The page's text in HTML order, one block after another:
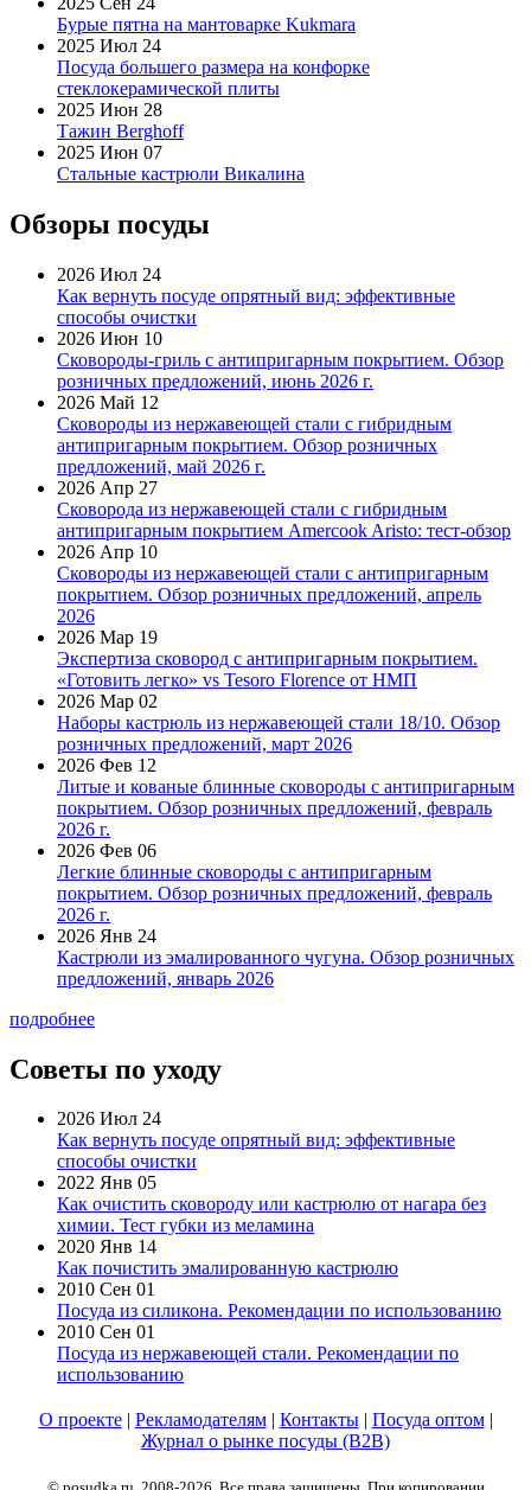
Бурые пятна на мантоварке Kukmara
2025 Июл 24
Посуда большего размера на конфорке
стеклокерамической плиты
2025 Июн 28
Тажин Berghoff
2025 Июн 07
Стальные кастрюли Викалина
Обзоры посуды
2026 Июл 24
Как вернуть посуде опрятный вид: эффективные
способы очистки
2026 Июн 10
Сковороды-гриль с антипригарным покрытием. Обзор
розничных предложений, июнь 2026 г.
2026 Май 12
Сковороды из нержавеющей стали с гибридным
антипригарным покрытием. Обзор розничных
предложений, май 2026 г.
2026 Апр 27
Сковорода из нержавеющей стали с гибридным
антипригарным покрытием Amercook Aristo: тест-обзор
2026 Апр 10
Сковороды из нержавеющей стали с антипригарным
покрытием. Обзор розничных предложений, апрель
2026
2026 Мар 19
Экспертиза сковород с антипригарным покрытием.
«Готовить легко» vs Tesoro Florence от НМП
2026 Мар 02
Наборы кастрюль из нержавеющей стали 18/10. Обзор
розничных предложений, март 2026
2026 Фев 12
Литые и кованые блинные сковороды с антипригарным
покрытием. Обзор розничных предложений, февраль
2026 г.
2026 Фев 06
Легкие блинные сковороды с антипригарным
покрытием. Обзор розничных предложений, февраль
2026 г.
2026 Янв 24
Кастрюли из эмалированного чугуна. Обзор розничных
предложений, январь 2026
подробнее
Советы по уходу
2026 Июл 24
Как вернуть посуде опрятный вид: эффективные
способы очистки
2022 Янв 05
Как очистить сковороду или кастрюлю от нагара без
химии. Тест губки из меламина
2020 Янв 14
Как почистить эмалированную кастрюлю
2010 Сен 01
Посуда из силикона. Рекомендации по использованию
2010 Сен 01
Посуда из нержавеющей стали. Рекомендации по
использованию
О проекте| Рекламодателям| Контакты| Посуда оптом|
Журнал о рынке посуды (B2B)